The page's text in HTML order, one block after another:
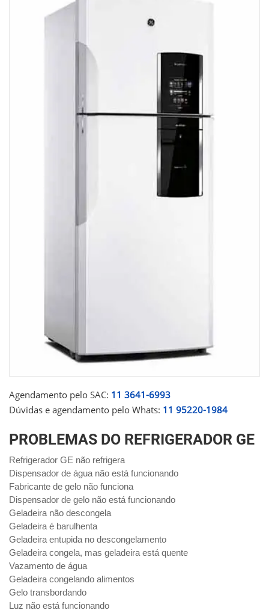
Agendamento pelo SAC: 11 3641-6993
Dúvidas e agendamento pelo Whats: 11 95220-1984
PROBLEMAS DO REFRIGERADOR GE
Refrigerador GE não refrigera
Dispensador de água não está funcionando
Fabricante de gelo não funciona
Dispensador de gelo não está funcionando
Geladeira não descongela
Geladeira é barulhenta
Geladeira entupida no descongelamento
Geladeira congela, mas geladeira está quente
Vazamento de água
Geladeira congelando alimentos
Gelo transbordando
Luz não está funcionando